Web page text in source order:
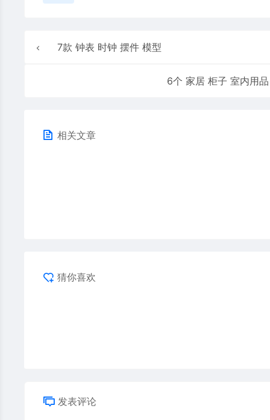
7款 钟表 时钟 摆件 模型
6个 家居 柜子 室内用品
相关文章
猜你喜欢
发表评论